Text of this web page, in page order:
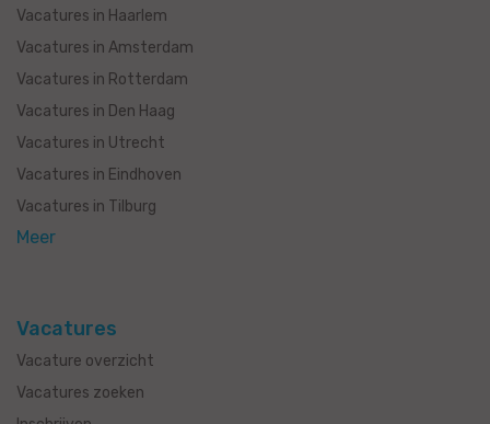
Vacatures in Haarlem
Vacatures in Amsterdam
Vacatures in Rotterdam
Vacatures in Den Haag
Vacatures in Utrecht
Vacatures in Eindhoven
Vacatures in Tilburg
Meer
Vacatures
Vacature overzicht
Vacatures zoeken